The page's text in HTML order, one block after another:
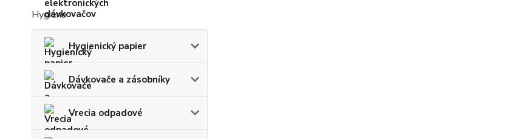
Hygiena
Hygienický papier
Dávkovače a zásobníky
Vrecia odpadové